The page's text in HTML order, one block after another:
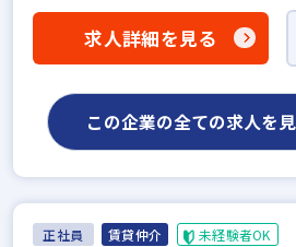
求人詳細を見る
この企業の全ての求人を
正社員 賃貸仲介 未経験者OK